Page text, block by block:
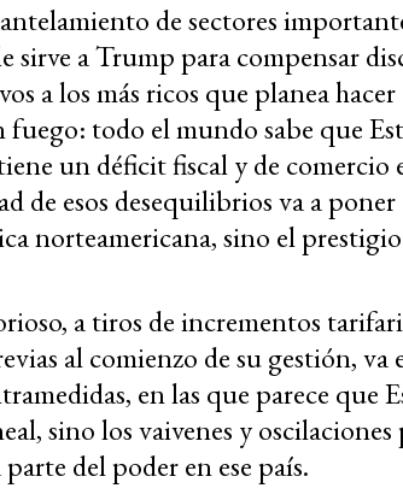
de sectores
sirve a Trump para compensar
a los más ricos que planea hacer
fuego: todo el mundo sabe que
un déficit fiscal y de
de esos desequilibrios va a
norteamericana, sino el
a tiros de incrementos
al comienzo de su gestión,
en las que parece que
sino los vaivenes y
del poder en ese país.